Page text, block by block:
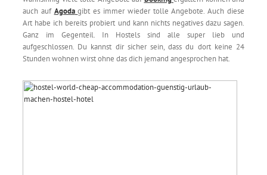
auch auf Agoda gibt es immer wieder tolle Angebote. Auch diese
Art habe ich bereits probiert und kann nichts negatives dazu sagen.
Ganz im Gegenteil. In Hostels sind alle super lieb und
aufgeschlossen. Du kannst dir sicher sein, dass du dort keine 24
Stunden wohnen wirst ohne das dich jemand angesprochen hat.